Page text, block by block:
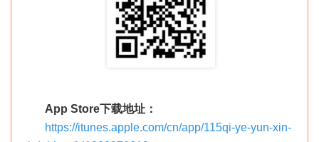
App Store下载地址：
https://itunes.apple.com/cn/app/115qi-ye-yun-xin-